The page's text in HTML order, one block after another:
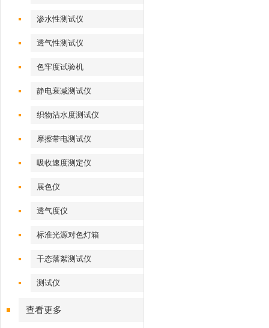
渗水性测试仪
透气性测试仪
色牢度试验机
静电衰减测试仪
织物沾水度测试仪
摩擦带电测试仪
吸收速度测定仪
展色仪
透气度仪
标准光源对色灯箱
干态落絮测试仪
测试仪
查看更多